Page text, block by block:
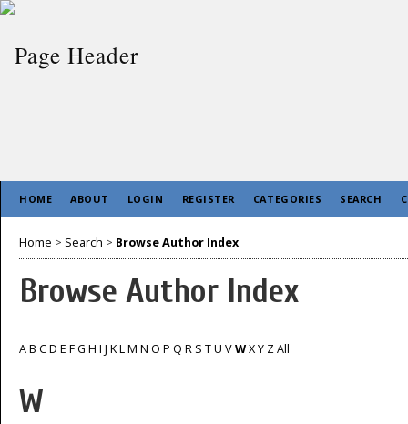
HOME ABOUT LOGIN REGISTER CATEGORIES SEARCH
Home > Search > Browse Author Index
Browse Author Index
AB CD E FG H I J KLM N O P Q R S TU VWXY ZAll
W